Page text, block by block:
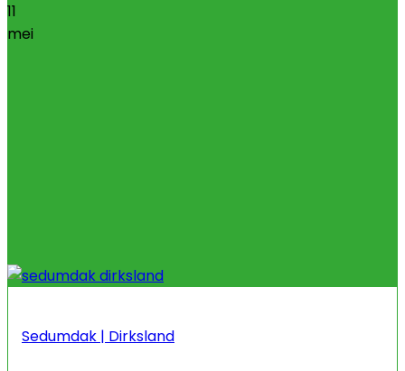
11
mei
Sedumdak | Dirksland